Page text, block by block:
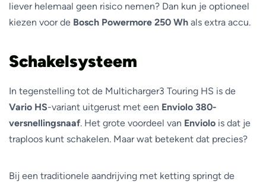
liever helemaal geen risico nemen? Dan kun je optioneel
kiezen voor de Bosch Powermore 250 Wh als extra accu.
Schakelsysteem
In tegenstelling tot de Multicharger3 Touring HS is de
Vario HS-variant uitgerust met een Enviolo 380-
versnellingsnaaf. Het grote voordeel van Enviolo is dat je
traploos kunt schakelen. Maar wat betekent dat precies?
Bij een traditionele aandrijving met ketting springt de